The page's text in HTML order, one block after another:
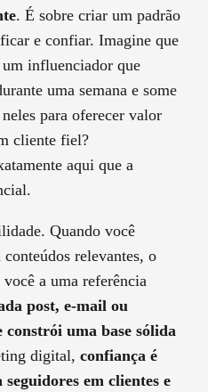
. É sobre criar um padrão
e confiar. Imagine que
influenciador que
uma semana e some
para oferecer valor
cliente fiel?
aqui que a
Quando você
relevantes, o
a uma referência
post, e-mail ou
uma base sólida
digital, confiança é
em clientes e